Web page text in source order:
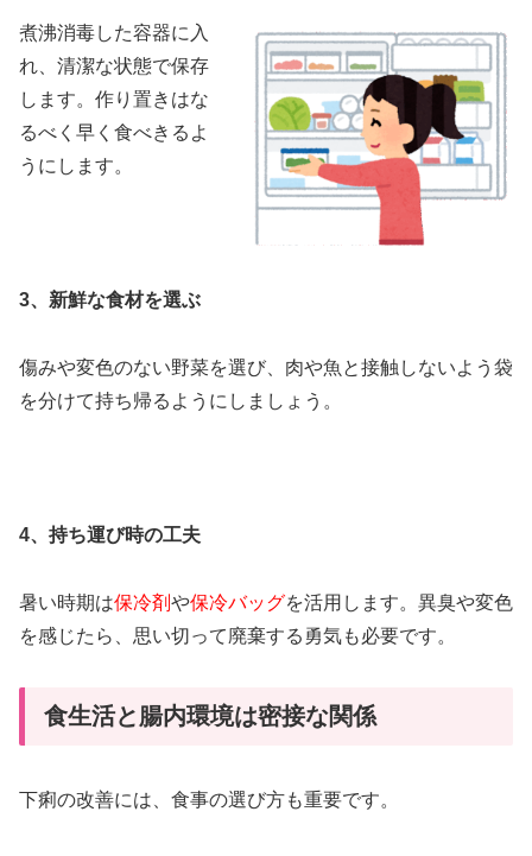
煮沸消毒した容器に入
れ、清潔な状態で保存
します。作り置きはな
るべく早く食べきるよ
うにします。
3、新鮮な食材を選ぶ
傷みや変色のない野菜を選び、肉や魚と接触しないよう袋
を分けて持ち帰るようにしましょう。
4、持ち運び時の工夫
暑い時期は保冷剤や保冷バッグを活用します。異臭や変色
を感じたら、思い切って廃棄する勇気も必要です。
食生活と腸内環境は密接な関係
下痢の改善には、食事の選び方も重要です。